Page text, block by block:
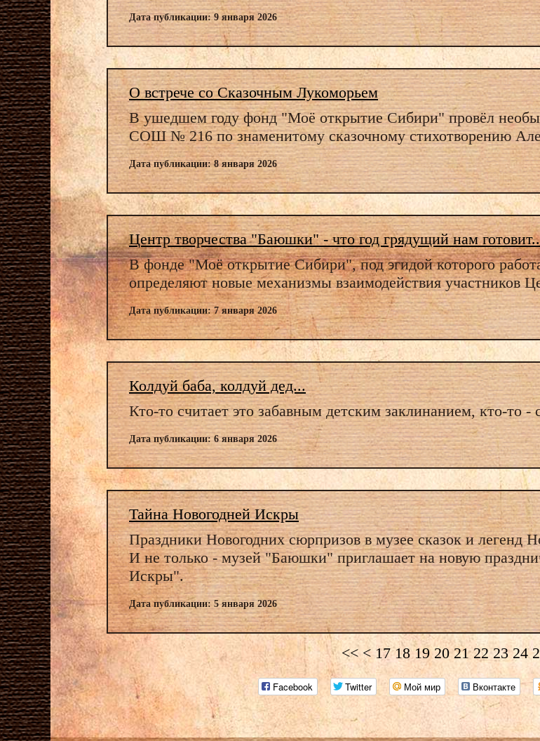
Дата публикации: 9 января 2026
О встрече со Сказочным Лукоморьем
В ушедшем году фонд "Моё открытие Сибири" провёл
СОШ № 216 по знаменитому сказочному стихотворению
Дата публикации: 8 января 2026
Центр творчества "Баюшки" - что год грядущий нам
В фонде "Моё открытие Сибири", под эгидой которого
определяют новые механизмы взаимодействия участников
Дата публикации: 7 января 2026
Колдуй баба, колдуй дед...
Кто-то считает это забавным детским заклинанием, кто-то -
Дата публикации: 6 января 2026
Тайна Новогодней Искры
Праздники Новогодних сюрпризов в музее сказок и
И не только - музей "Баюшки" приглашает на новую
Искры".
Дата публикации: 5 января 2026
<< < 17 18 19 20 21 22 23 24
Facebook Twitter Мой мир Вконтакте